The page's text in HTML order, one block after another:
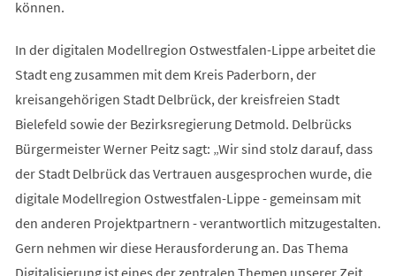
können.
In der digitalen Modellregion Ostwestfalen-Lippe arbeitet die
Stadt eng zusammen mit dem Kreis Paderborn, der
kreisangehörigen Stadt Delbrück, der kreisfreien Stadt
Bielefeld sowie der Bezirksregierung Detmold. Delbrücks
Bürgermeister Werner Peitz sagt: „Wir sind stolz darauf, dass
der Stadt Delbrück das Vertrauen ausgesprochen wurde, die
digitale Modellregion Ostwestfalen-Lippe - gemeinsam mit
den anderen Projektpartnern - verantwortlich mitzugestalten.
Gern nehmen wir diese Herausforderung an. Das Thema
Digitalisierung ist eines der zentralen Themen unserer Zeit,